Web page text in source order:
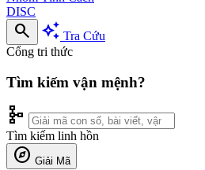
DISC
search auto_awesome Tra Cứu
Cổng tri thức
Tìm kiếm vận mệnh?
schema
Tìm kiếm linh hồn
explore Giải Mã